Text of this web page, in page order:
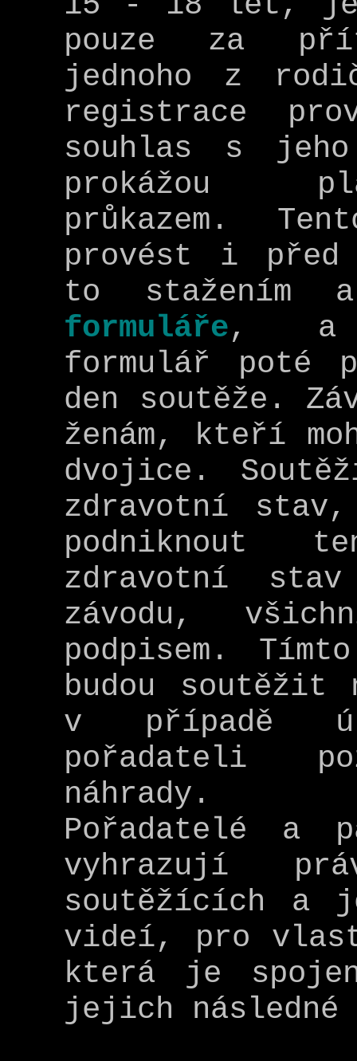
pouze za
jednoho z
registrace
souhlas s
prokážou
průkazem.
provést i před
to stažením
formuláře, a
formulář poté
den soutěže.
ženám, kteří
dvojice.
zdravotní
podniknout
zdravotní
závodu,
podpisem.
budou
v případě
pořadateli
náhrady.
Pořadatelé a
vyhrazují
soutěžících
videí, pro
která je
jejich